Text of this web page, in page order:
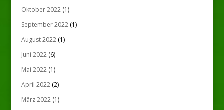
Oktober 2022(1)
September 2022(1)
August 2022(1)
Juni 2022(6)
Mai 2022(1)
April 2022(2)
März 2022(1)